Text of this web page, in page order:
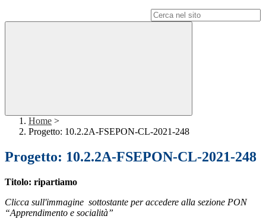
Home >
Progetto: 10.2.2A-FSEPON-CL-2021-248
Progetto: 10.2.2A-FSEPON-CL-2021-248
Titolo: ripartiamo
Clicca sull'immagine sottostante per accedere alla sezione PON
“Apprendimento e socialità”